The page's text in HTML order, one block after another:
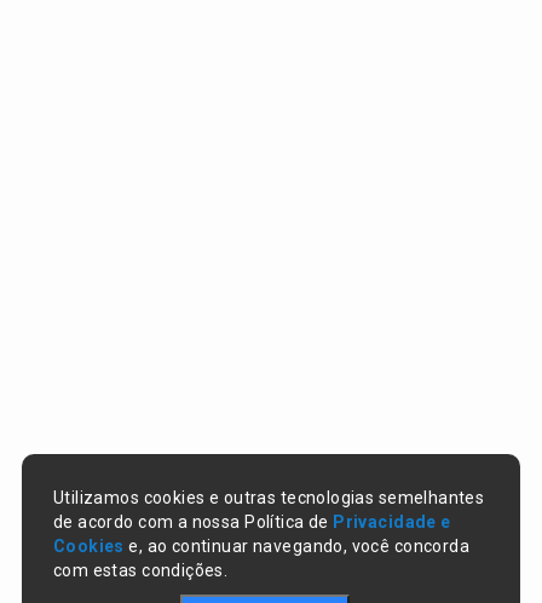
Utilizamos cookies e outras tecnologias semelhantes
de acordo com a nossa Política de Privacidade e
Cookies e, ao continuar navegando, você concorda
com estas condições.